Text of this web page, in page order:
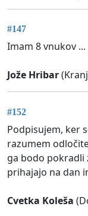
#147
Imam 8 vnukov ...
Jože Hribar
#152
Podpisujem, ker
razumem
ga bodo pokradli
prihajajo na dan
Cvetka Koleša